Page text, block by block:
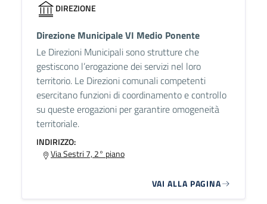
DIREZIONE
Direzione Municipale VI Medio Ponente
Le Direzioni Municipali sono strutture che
gestiscono l’erogazione dei servizi nel loro
territorio. Le Direzioni comunali competenti
esercitano funzioni di coordinamento e controllo
su queste erogazioni per garantire omogeneità
territoriale.
INDIRIZZO:
Via Sestri 7, 2° piano
VAI ALLA PAGINA